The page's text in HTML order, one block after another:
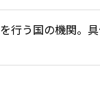
行う国の機関。